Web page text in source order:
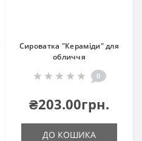
Сироватка "Кераміди" для
обличчя
0
₴203.00грн.
ДО КОШИКА